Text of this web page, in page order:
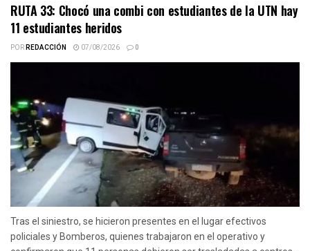
RUTA 33: Chocó una combi con estudiantes de la UTN hay
11 estudiantes heridos
PORREDACCIÓN 07/08/2026 0
Tras el siniestro, se hicieron presentes en el lugar efectivos
policiales y Bomberos, quienes trabajaron en el operativo y